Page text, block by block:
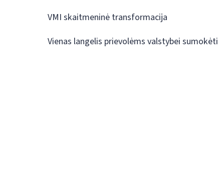
VMI skaitmeninė transformacija
Vienas langelis prievolėms valstybei sumokėti